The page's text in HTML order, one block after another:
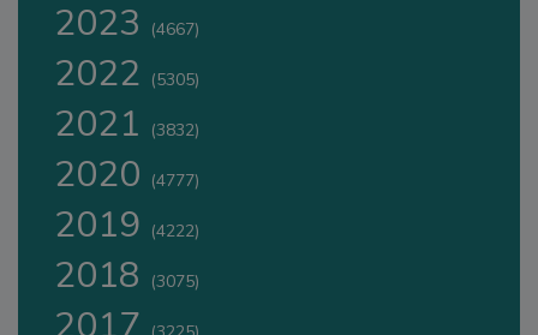
2023 (4667)
2022 (5305)
2021 (3832)
2020 (4777)
2019 (4222)
2018 (3075)